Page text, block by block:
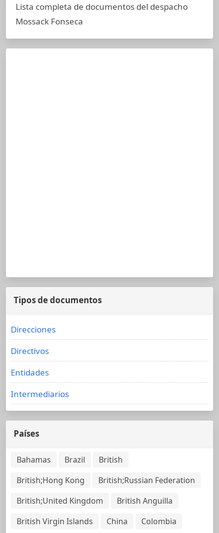
Lista completa de documentos del despacho
Mossack Fonseca
Tipos de documentos
Direcciones
Directivos
Entidades
Intermediarios
Países
Bahamas Brazil
British
British;Hong Kong
British;Russian Federation
British;United Kingdom
British Anguilla
British Virgin Islands
China
Colombia